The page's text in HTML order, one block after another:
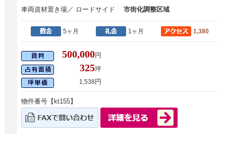
車両資材置き場／ ロードサイド市街化調整区域
5ヶ月 1ヶ月 1,380
500,000円
325坪
1,538円
物件番号【kt155】